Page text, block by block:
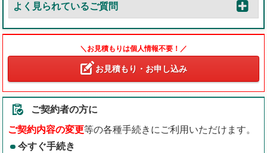
よく見られているご質問
＼お見積もりは個人情報不要！／
お見積もり・お申し込み
ご契約者の方に
ご契約内容の変更等の各種手続きにご利用いただけます。
今すぐ手続き